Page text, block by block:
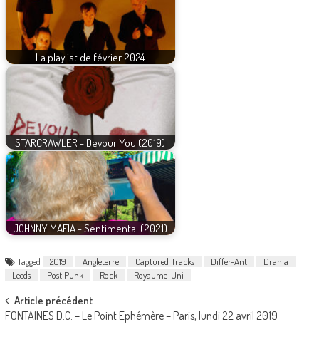
La playlist de février 2024
STARCRAWLER - Devour You (2019)
JOHNNY MAFIA - Sentimental (2021)
Tagged 2019 Angleterre Captured Tracks Differ-Ant
Drahla
Leeds
Post Punk Rock Royaume-Uni
Post
navigation
Article précédent
FONTAINES D.C. – Le Point Ephémère – Paris, lundi 22 avril 2019